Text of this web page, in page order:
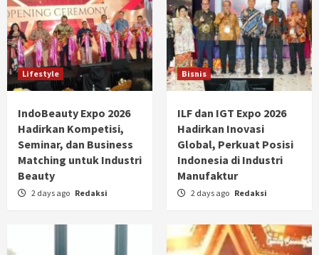
Lifestyle
IndoBeauty Expo 2026
Hadirkan Kompetisi,
Seminar, dan Business
Matching untuk Industri
Beauty
2 days ago Redaksi
Bisnis
ILF dan IGT Expo 2026
Hadirkan Inovasi
Global, Perkuat Posisi
Indonesia di Industri
Manufaktur
2 days ago Redaksi